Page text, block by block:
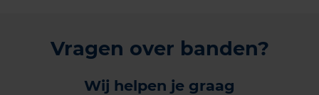
Vragen over banden?
Wij helpen je graag